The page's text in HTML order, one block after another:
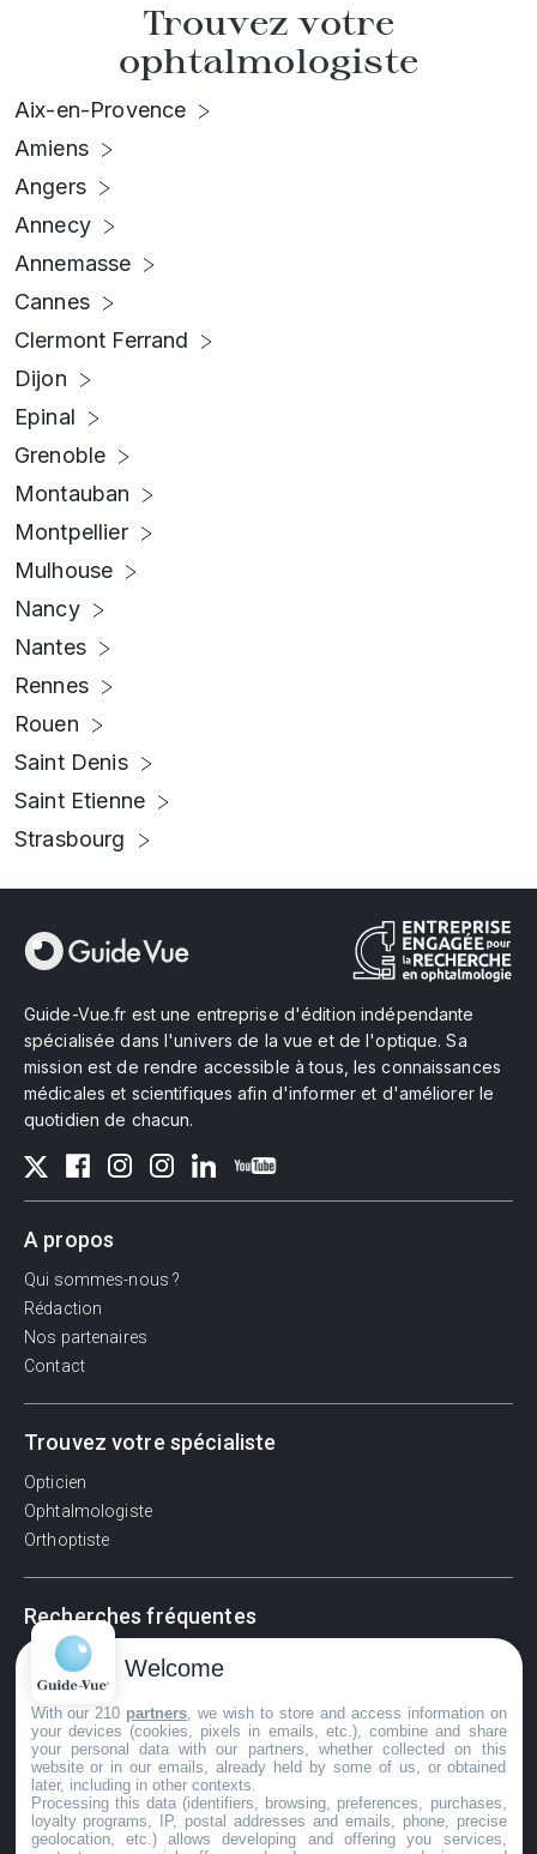
Trouvez votre
ophtalmologiste
Aix-en-Provence
Amiens
Angers
Annecy
Annemasse
Cannes
Clermont Ferrand
Dijon
Epinal
Grenoble
Montauban
Montpellier
Mulhouse
Nancy
Nantes
Rennes
Rouen
Saint Denis
Saint Etienne
Strasbourg
Guide-Vue.fr est une entreprise d'édition indépendante
spécialisée dans l'univers de la vue et de l'optique. Sa
mission est de rendre accessible à tous, les connaissances
médicales et scientifiques afin d'informer et d'améliorer le
quotidien de chacun.
A propos
Qui sommes-nous ?
Rédaction
Nos partenaires
Contact
Trouvez votre spécialiste
Opticien
Ophtalmologiste
Orthoptiste
Recherches fréquentes
Pathologies adultes
Signes d'une urgence ophtalmologique
La vision
Acuité visuelle
Myosis / mydriase
Œdème oculaire
Welcome
With our 210 partners , we wish to store and access information on
your devices (cookies, pixels in emails, etc.), combine and share
your personal data with our partners, whether collected on this
website or in our emails, already held by some of us, or obtained
later, including in other contexts.
Processing this data (identifiers, browsing, preferences, purchases,
loyalty programs, IP, postal addresses and emails, phone, precise
geolocation, etc.) allows developing and offering you services,